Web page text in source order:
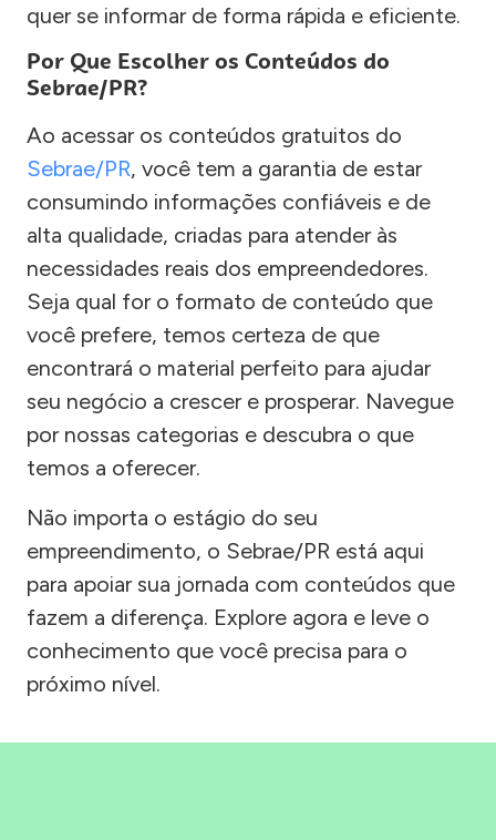
quer se informar de forma rápida e eficiente.
Por Que Escolher os Conteúdos do
Sebrae/PR?
Ao acessar os conteúdos gratuitos do
Sebrae/PR, você tem a garantia de estar
consumindo informações confiáveis e de
alta qualidade, criadas para atender às
necessidades reais dos empreendedores.
Seja qual for o formato de conteúdo que
você prefere, temos certeza de que
encontrará o material perfeito para ajudar
seu negócio a crescer e prosperar. Navegue
por nossas categorias e descubra o que
temos a oferecer.
Não importa o estágio do seu
empreendimento, o Sebrae/PR está aqui
para apoiar sua jornada com conteúdos que
fazem a diferença. Explore agora e leve o
conhecimento que você precisa para o
próximo nível.